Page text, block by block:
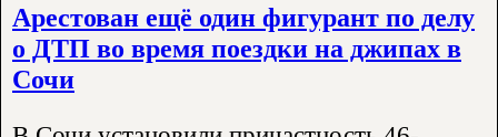
Арестован ещё один фигурант по делу
о ДТП во время поездки на джипах в
Сочи